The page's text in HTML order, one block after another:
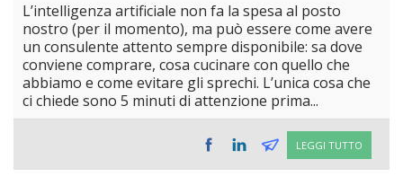
L’intelligenza artificiale non fa la spesa al posto
nostro (per il momento), ma può essere come avere
un consulente attento sempre disponibile: sa dove
conviene comprare, cosa cucinare con quello che
abbiamo e come evitare gli sprechi. L’unica cosa che
ci chiede sono 5 minuti di attenzione prima...
LEGGI TUTTO